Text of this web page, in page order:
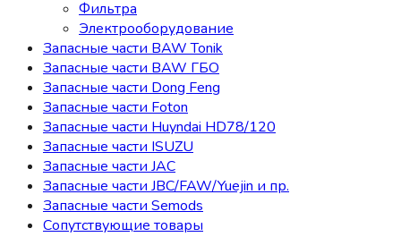
Фильтра
Электрооборудование
Запасные части BAW Tonik
Запасные части BAW ГБО
Запасные части Dong Feng
Запасные части Foton
Запасные части Huyndai HD78/120
Запасные части ISUZU
Запасные части JAC
Запасные части JBC/FAW/Yuejin и пр.
Запасные части Semods
Сопутствующие товары